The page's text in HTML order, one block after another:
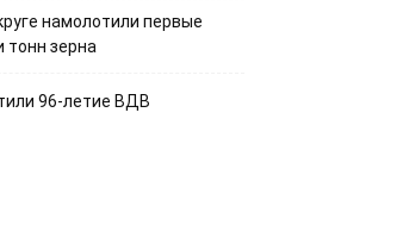
намолотили первые
тонн зерна
96-летие ВДВ